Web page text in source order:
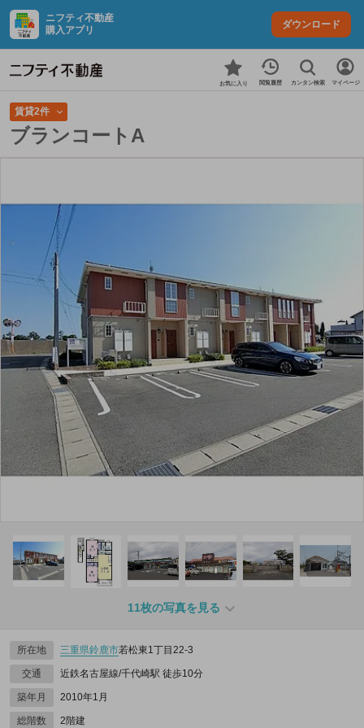
ニフティ不動産
購入アプリ
ダウンロード
お気に入り 閲覧履歴 カンタン検索 マイページ
賃貸2件
ブランコートA
11枚の写真を見る
所在地 三重県鈴鹿市若松東1丁目22-3
交通 近鉄名古屋線/千代崎駅 徒歩10分
築年月 2010年1月
総階数 2階建